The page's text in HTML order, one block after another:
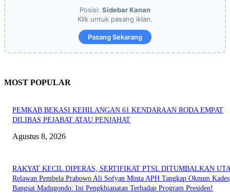
Posisi: Sidebar Kanan
Klik untuk pasang iklan.
Pasang Sekarang
MOST POPULAR
PEMKAB BEKASI KEHILANGAN 61 KENDARAAN RODA EMPAT
DILIBAS PEJABAT ATAU PENJAHAT
Agustus 8, 2026
RAKYAT KECIL DIPERAS, SERTIFIKAT PTSL DITUMBALKAN
Relawan Pembela Prabowo Ali Sofyan Minta APH Tangkap Oknum Kades
Bangsat Madugondo: Ini Pengkhianatan Terhadap Program Presiden!